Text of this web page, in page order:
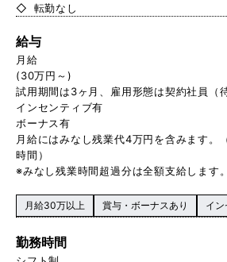
◇ 転勤なし
給与
月給
(30万円～)
試用期間は3ヶ月、雇用形態は契約社員（
インセンティブ有
ボーナス有
月給にはみなし残業代4万円を含みます。
時間）
※みなし残業時間超過分は全額支給します。
月給30万以上 賞与・ボーナスあり イン
勤務時間